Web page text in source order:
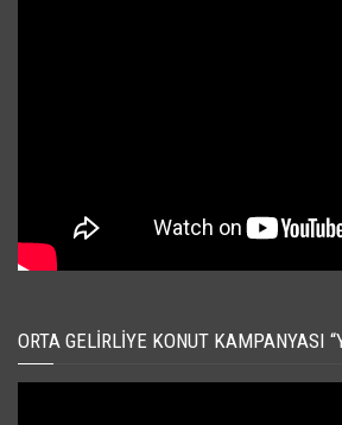
ORTA GELIRLIYE KONUT KAMPANYASI